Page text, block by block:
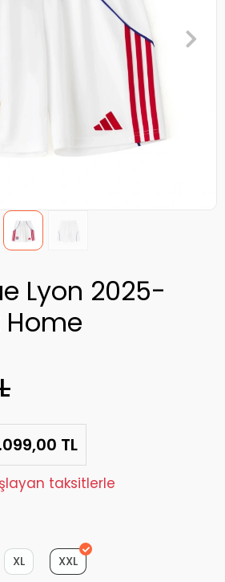
Lyon 2025-
Home
TL
taksitlerle
XXL
XL